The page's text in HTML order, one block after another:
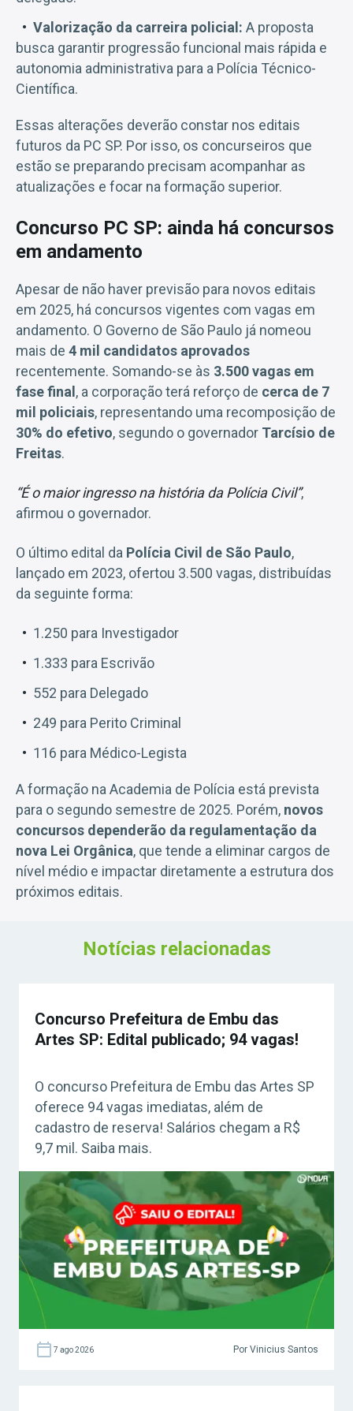
Valorização da carreira policial: A proposta
busca garantir progressão funcional mais rápida e
autonomia administrativa para a Polícia Técnico-
Científica.
Essas alterações deverão constar nos editais
futuros da PC SP. Por isso, os concurseiros que
estão se preparando precisam acompanhar as
atualizações e focar na formação superior.
Concurso PC SP: ainda há concursos
em andamento
Apesar de não haver previsão para novos editais
em 2025, há concursos vigentes com vagas em
andamento. O Governo de São Paulo já nomeou
mais de 4 mil candidatos aprovados
recentemente. Somando-se às 3.500 vagas em
fase final , a corporação terá reforço de cerca de 7
mil policiais, representando uma recomposição de
30% do efetivo, segundo o governador Tarcísio de
Freitas.
“É o maior ingresso na história da Polícia Civil”,
afirmou o governador.
O último edital da Polícia Civil de São Paulo,
lançado em 2023, ofertou 3.500 vagas, distribuídas
da seguinte forma:
1.250 para Investigador
1.333 para Escrivão
552 para Delegado
249 para Perito Criminal
116 para Médico-Legista
A formação na Academia de Polícia está prevista
para o segundo semestre de 2025. Porém, novos
concursos dependerão da regulamentação da
nova Lei Orgânica, que tende a eliminar cargos de
nível médio e impactar diretamente a estrutura dos
próximos editais.
Notícias relacionadas
Concurso Prefeitura de Embu das
Artes SP: Edital publicado; 94 vagas!
O concurso Prefeitura de Embu das Artes SP
oferece 94 vagas imediatas, além de
cadastro de reserva! Salários chegam a R$
9,7 mil. Saiba mais.
7 ago 2026 Por Vinicius Santos